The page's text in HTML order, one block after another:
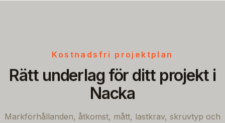
Kostnadsfri projektplan
Rätt underlag för ditt projekt i
Nacka
Markförhållanden, åtkomst, mått, lastkrav, skruvtyp och